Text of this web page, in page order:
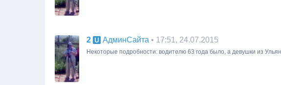
2 АдминСайта • 17:51, 24.07.2015
Некоторые подробности: водителю 63 года было, а девушки из